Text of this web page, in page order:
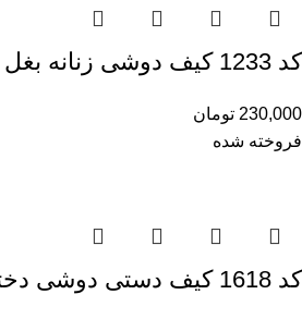
کد 1233 کیف دوشی زنانه بغل زیپ
230,000 تومان
فروخته شده
کد 1618 کیف دستی دوشی دخترانه مدل الینا